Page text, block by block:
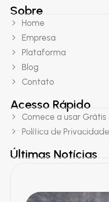
Sobre
Home
Empresa
Plataforma
Blog
Contato
Acesso Rápido
Comece a usar Grátis
Política de Privacidade
Últimas Notícias